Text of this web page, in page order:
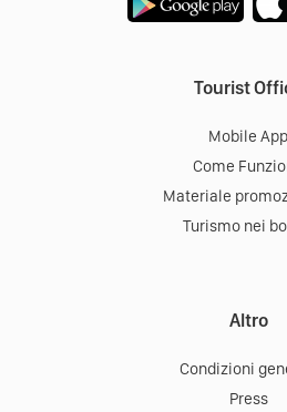
Tourist
Mobile App
Come
Materiale
Turismo nei
Altro
Condizioni
Press